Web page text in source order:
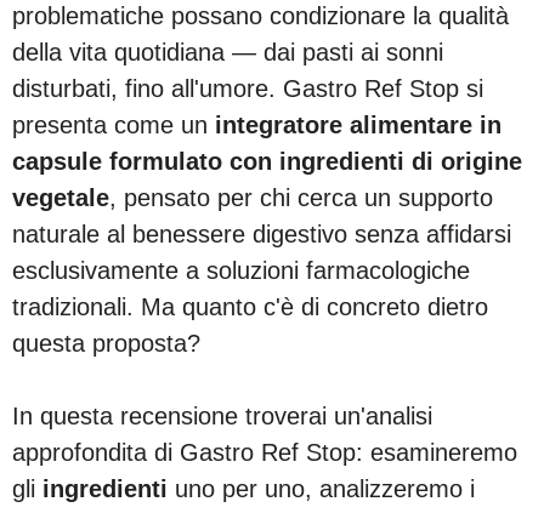
problematiche possano condizionare la qualità
della vita quotidiana — dai pasti ai sonni
disturbati, fino all'umore. Gastro Ref Stop si
presenta come un integratore alimentare in
capsule formulato con ingredienti di origine
vegetale, pensato per chi cerca un supporto
naturale al benessere digestivo senza affidarsi
esclusivamente a soluzioni farmacologiche
tradizionali. Ma quanto c'è di concreto dietro
questa proposta?
In questa recensione troverai un'analisi
approfondita di Gastro Ref Stop: esamineremo
gli ingredienti uno per uno, analizzeremo i